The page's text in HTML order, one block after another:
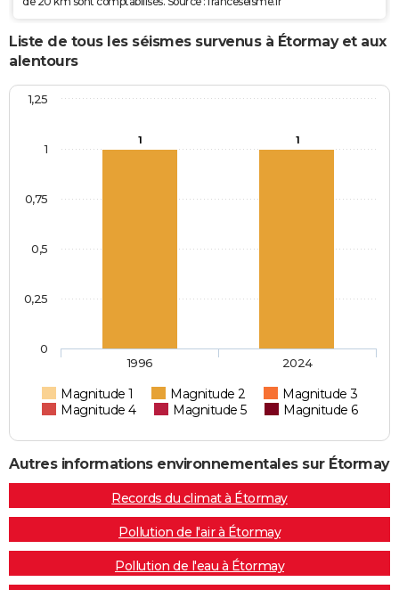
Liste de tous les séismes survenus à Étormay et aux
alentours
1 1
Magnitude 1 Magnitude 2
Magnitude 3
Magnitude 4
Magnitude 5 Magnitude 6
1996 2024
0
0,25
0,5
0,75
1
1,25
Autres informations environnementales sur Étormay
Records du climat à Étormay
Pollution de l'air à Étormay
Pollution de l'eau à Étormay